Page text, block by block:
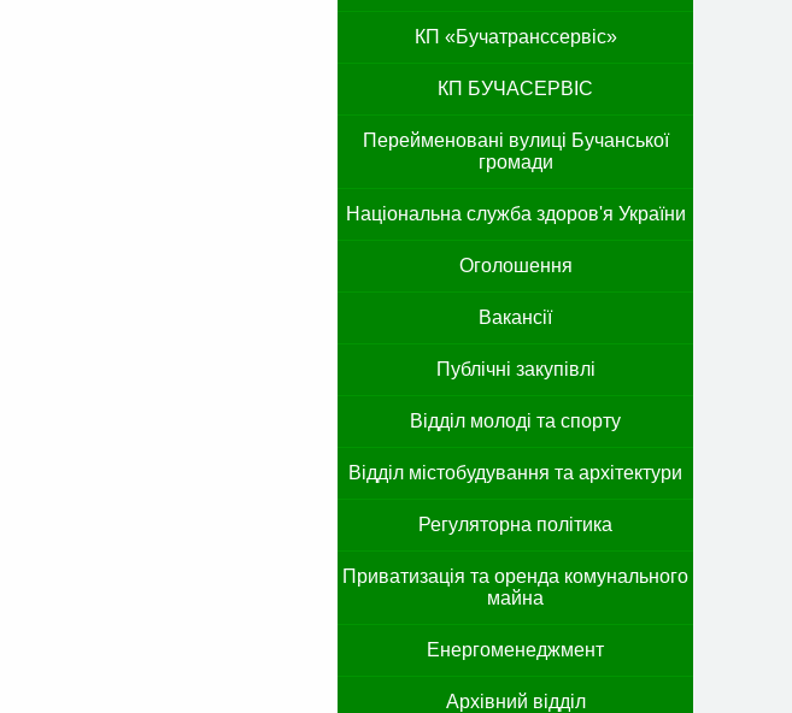
КП «Бучатранссервіс»
КП БУЧАСЕРВІС
Перейменовані вулиці Бучанської
громади
Національна служба здоров'я України
Оголошення
Вакансії
Публічні закупівлі
Відділ молоді та спорту
Відділ містобудування та архітектури
Регуляторна політика
Приватизація та оренда комунального
майна
Енергоменеджмент
Архівний відділ